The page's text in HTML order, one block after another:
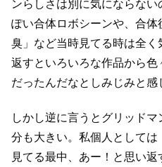
ンらしさは別に気にならない
ぽい合体ロボシーンや、合
臭」など当時見てる時は全く
返すと いろいろな作品から
だったんだなとしみじみと感
しかし逆に言うとグリッド
分も大きい。 私個人としては
見てる最中、あー！と思い